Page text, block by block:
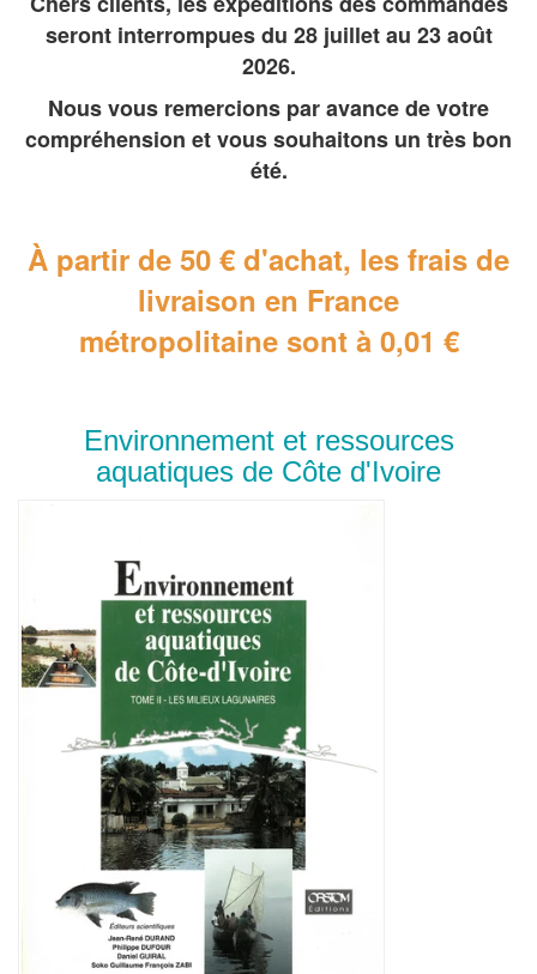
seront interrompues du 28 juillet au 23 août
2026.
Nous vous remercions par avance de votre
compréhension et vous souhaitons un très bon
été.
À partir de 50 € d'achat, les frais de
livraison en France
métropolitainesont à 0,01 €
Environnement et ressources
aquatiques de Côte d'Ivoire